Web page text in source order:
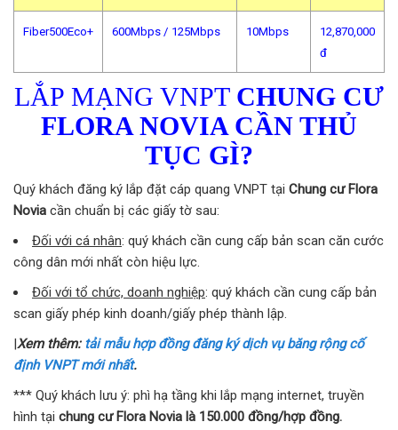
Fiber500Eco+ 600Mbps / 125Mbps 10Mbps
12,870,000
đ
LẮP MẠNG VNPT CHUNG CƯ
FLORA NOVIA CẦN THỦ
TỤC GÌ?
Quý khách đăng ký lắp đặt cáp quang VNPT tại Chung cư Flora
Novia cần chuẩn bị các giấy tờ sau:
Đối với cá nhân: quý khách cần cung cấp bản scan căn cước
công dân mới nhất còn hiệu lực.
Đối với tổ chức, doanh nghiệp: quý khách cần cung cấp bản
scan giấy phép kinh doanh/giấy phép thành lập.
Xem thêm: tải mẫu hợp đồng đăng ký dịch vụ băng rộng cố
định VNPT mới nhất.
*** Quý khách lưu ý: phì hạ tầng khi lắp mạng internet, truyền
hình tại chung cư Flora Novia là 150.000 đồng/hợp đồng.